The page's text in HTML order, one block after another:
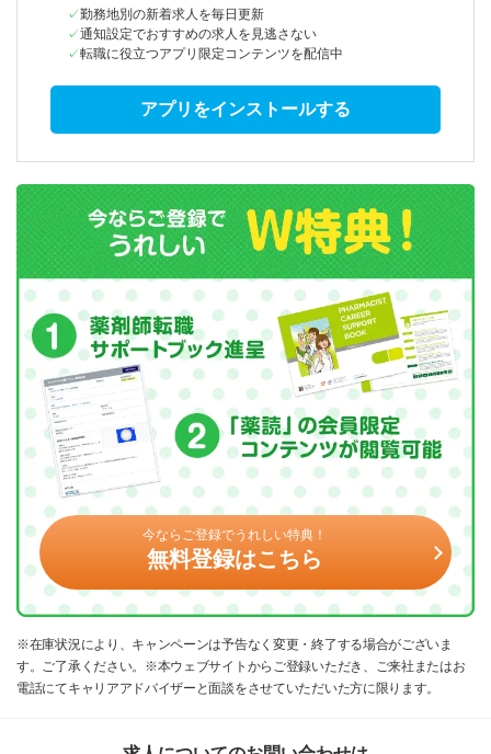
勤務地別の新着求人を毎日更新
通知設定でおすすめの求人を見逃さない
転職に役立つアプリ限定コンテンツを配信中
アプリをインストールする
今ならご登録でうれしい特典！
無料登録はこちら
※在庫状況により、キャンペーンは予告なく変更・終了する場合がございま
す。ご了承ください。※本ウェブサイトからご登録いただき、ご来社またはお
電話にてキャリアアドバイザーと面談をさせていただいた方に限ります。